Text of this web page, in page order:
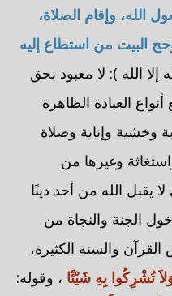
الله، وإقام الصلاة،
البيت من استطاع إليه
الله ): لا معبود بحق
العبادة الظاهرة
وخشية وإنابة وصلاة
وغيرها من
يقبل الله من أحد دينًا
الجنة والنجاة من
والسنة الكثيرة،
تُشْرِكُوا بِهِ شَيْئًا ، وقوله: